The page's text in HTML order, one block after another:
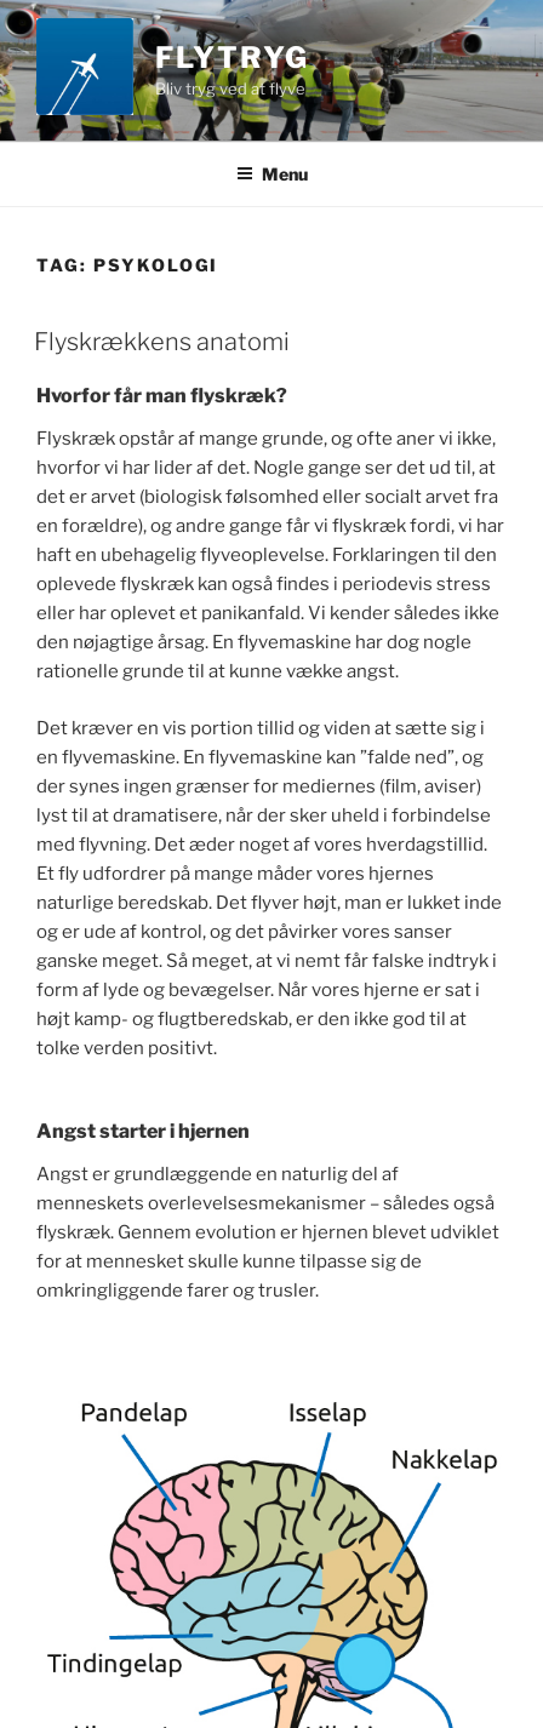
Videre
til
indhold
FLYTRYG
Bliv tryg ved at flyve
Menu
TAG: PSYKOLOGI
Flyskrækkens anatomi
Hvorfor får man flyskræk?
Flyskræk opstår af mange grunde, og ofte aner vi ikke,
hvorfor vi har lider af det. Nogle gange ser det ud til, at
det er arvet (biologisk følsomhed eller socialt arvet fra
en forældre), og andre gange får vi flyskræk fordi, vi har
haft en ubehagelig flyveoplevelse. Forklaringen til den
oplevede flyskræk kan også findes i periodevis stress
eller har oplevet et panikanfald. Vi kender således ikke
den nøjagtige årsag. En flyvemaskine har dog nogle
rationelle grunde til at kunne vække angst.
Det kræver en vis portion tillid og viden at sætte sig i
en flyvemaskine. En flyvemaskine kan ”falde ned”, og
der synes ingen grænser for mediernes (film, aviser)
lyst til at dramatisere, når der sker uheld i forbindelse
med flyvning. Det æder noget af vores hverdagstillid.
Et fly udfordrer på mange måder vores hjernes
naturlige beredskab. Det flyver højt, man er lukket inde
og er ude af kontrol, og det påvirker vores sanser
ganske meget. Så meget, at vi nemt får falske indtryk i
form af lyde og bevægelser. Når vores hjerne er sat i
højt kamp- og flugtberedskab, er den ikke god til at
tolke verden positivt.
Angst starter i hjernen
Angst er grundlæggende en naturlig del af
menneskets overlevelsesmekanismer – således også
flyskræk. Gennem evolution er hjernen blevet udviklet
for at mennesket skulle kunne tilpasse sig de
omkringliggende farer og trusler.